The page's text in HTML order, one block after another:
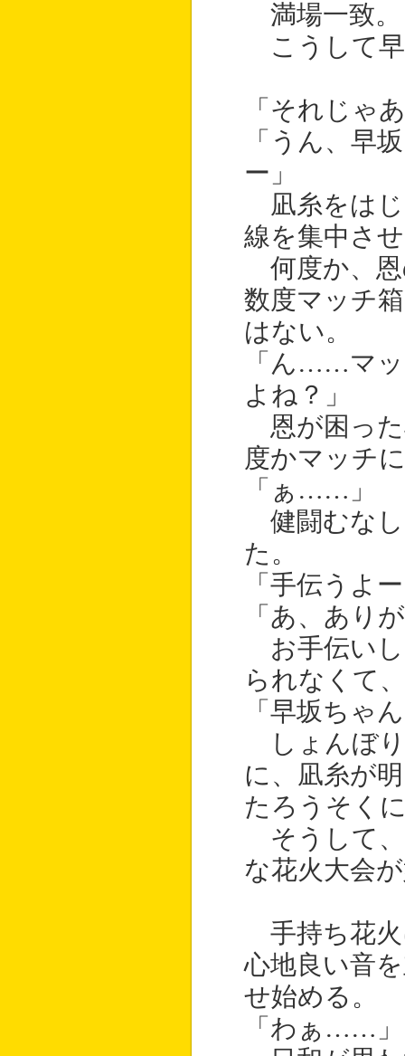
満場一致。
こうして早
「それじゃ
「うん、早
ー」
凪糸をはじ
線を集中さ
何度か、恩
数度マッチ
はない。
「ん……マ
よね？」
恩が困った
度かマッチ
「ぁ……」
健闘むなし
た。
「手伝うよ
「あ、あり
お手伝い
られなくて
「早坂ちゃ
しょんぼり
に、凪糸が
たろうそく
そうして、
な花火大会
手持ち花火
心地良い音
せ始める。
「わぁ……」